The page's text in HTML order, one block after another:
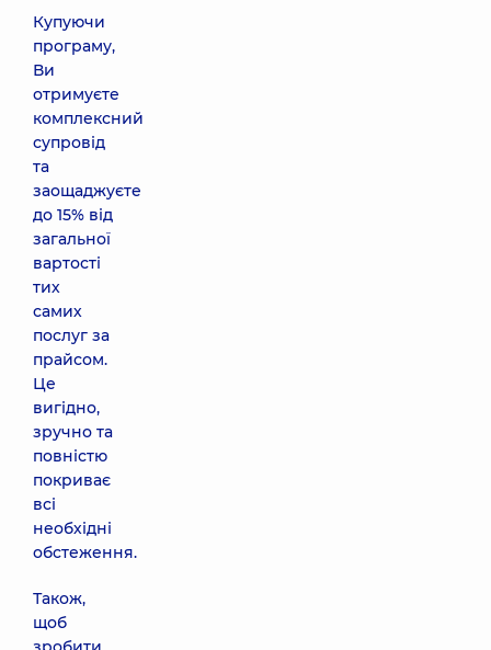
Купуючи
програму,
Ви
отримуєте
комплексний
супровід
та
заощаджуєте
до 15% від
загальної
вартості
тих
самих
послуг за
прайсом.
Це
вигідно,
зручно та
повністю
покриває
всі
необхідні
обстеження.
Також,
щоб